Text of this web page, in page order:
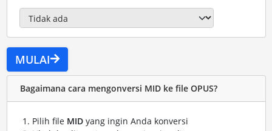
MULAI
Bagaimana cara mengonversi MID ke file OPUS?
Pilih file MIDyang ingin Anda konversi